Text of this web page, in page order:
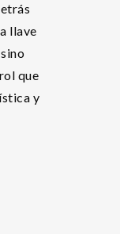
llave
que
y